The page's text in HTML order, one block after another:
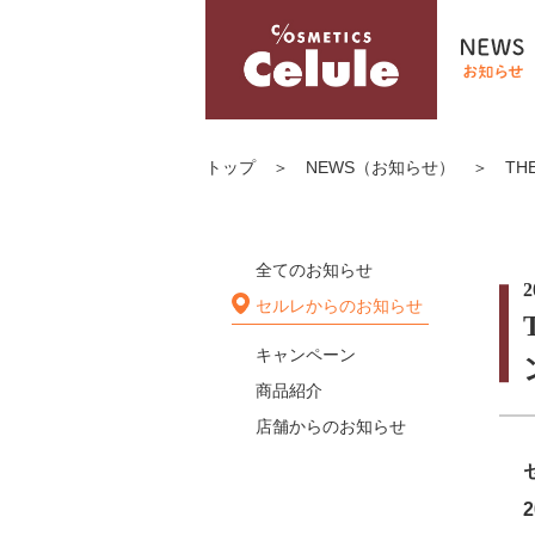
トップ＞ NEWS（お知らせ） ＞
全てのお知らせ
セルレからのお知らせ
キャンペーン
商品紹介
店舗からのお知らせ